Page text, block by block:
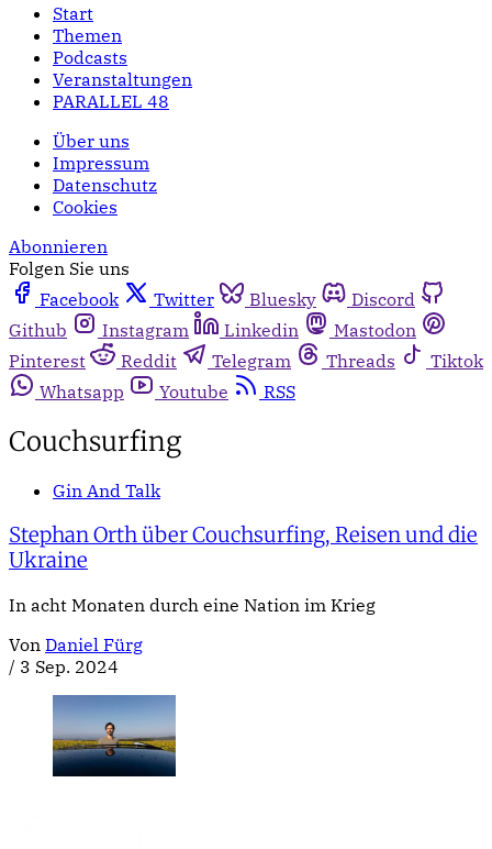
Start
Themen
Podcasts
Veranstaltungen
PARALLEL 48
Über uns
Impressum
Datenschutz
Cookies
Abonnieren
Folgen Sie uns
Facebook
Twitter Bluesky
Discord
Github
Instagram Linkedin
Mastodon
Pinterest
Reddit Telegram Threads
Tiktok
Whatsapp
Youtube RSS
Couchsurfing
Gin And Talk
Stephan Orth über Couchsurfing, Reisen und die
Ukraine
In acht Monaten durch eine Nation im Krieg
Von Daniel Fürg
/ 3 Sep. 2024